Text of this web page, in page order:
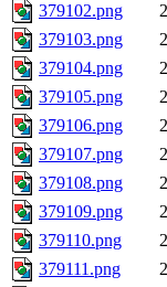
379102.png
379103.png
379104.png
379105.png
379106.png
379107.png
379108.png
379109.png
379110.png
379111.png